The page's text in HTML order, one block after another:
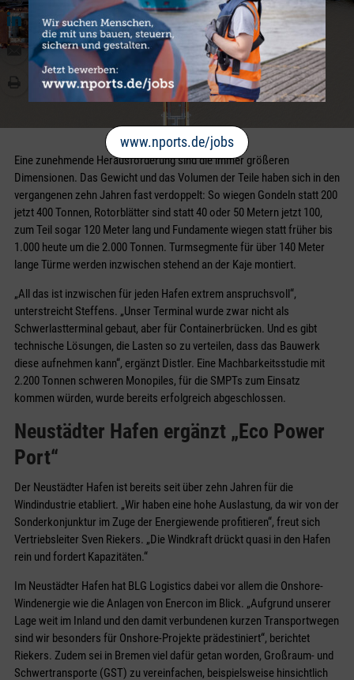
www.nports.de/jobs
Eine zunehmende Herausforderung sind die immer größeren
Dimensionen. Das Gewicht und das Volumen der Teile haben sich in den
vergangenen zehn Jahren fast verdoppelt: So wiegen Gondeln statt 200
jetzt 400 Tonnen, Rotorblätter sind statt 40 oder 50 Metern jetzt 100,
zum Teil sogar 120 Meter lang und Fundamente wiegen statt früher bis
1.000 heute um die 2.000 Tonnen. Turmsegmente für über 140 Meter
lange Türme werden inzwischen stehend an der Kaje montiert.
„All das ist inzwischen für jeden Hafen extrem anspruchsvoll“,
unterstreicht Steffens. „Unser Terminal wurde zwar nicht als
Schwerlastterminal gebaut, aber für Containerbrücken. Und es gibt
technische Lösungen, die Lasten so zu verteilen, dass das Bauwerk
diese aufnehmen kann“, ergänzt Distler. Eine Machbarkeitsstudie mit
2.200 Tonnen schweren Monopiles, für die SMPTs zum Einsatz
kommen würden, wurde bereits erfolgreich abgeschlossen.
Neustädter Hafen ergänzt „Eco Power
Port“
Der Neustädter Hafen ist bereits seit über zehn Jahren für die
Windindustrie etabliert. „Wir haben eine hohe Auslastung, da wir von der
Sonderkonjunktur im Zuge der Energiewende profitieren“, freut sich
Vertriebsleiter Sven Riekers. „Die Windkraft drückt quasi in den Hafen
rein und fordert Kapazitäten.“
Im Neustädter Hafen hat BLG Logistics dabei vor allem die Onshore-
Windenergie wie die Anlagen von Enercon im Blick. „Aufgrund unserer
Lage weit im Inland und den damit verbundenen kurzen Transportwegen
sind wir besonders für Onshore-Projekte prädestiniert“, berichtet
Riekers. Zudem sei in Bremen viel dafür getan worden, Großraum- und
Schwertransporte (GST) zu vereinfachen, beispielsweise hinsichtlich